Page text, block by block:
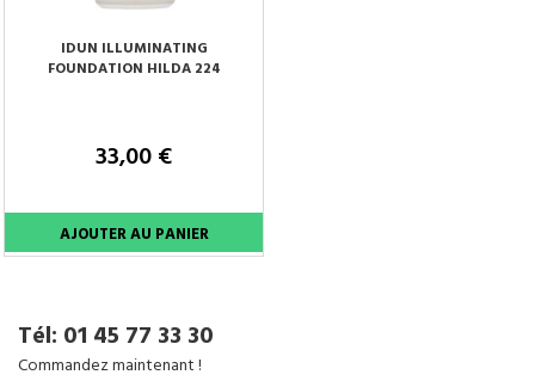
IDUN ILLUMINATING
FOUNDATION HILDA 224
33,00 €
Tél: 01 45 77 33 30
Commandez maintenant !